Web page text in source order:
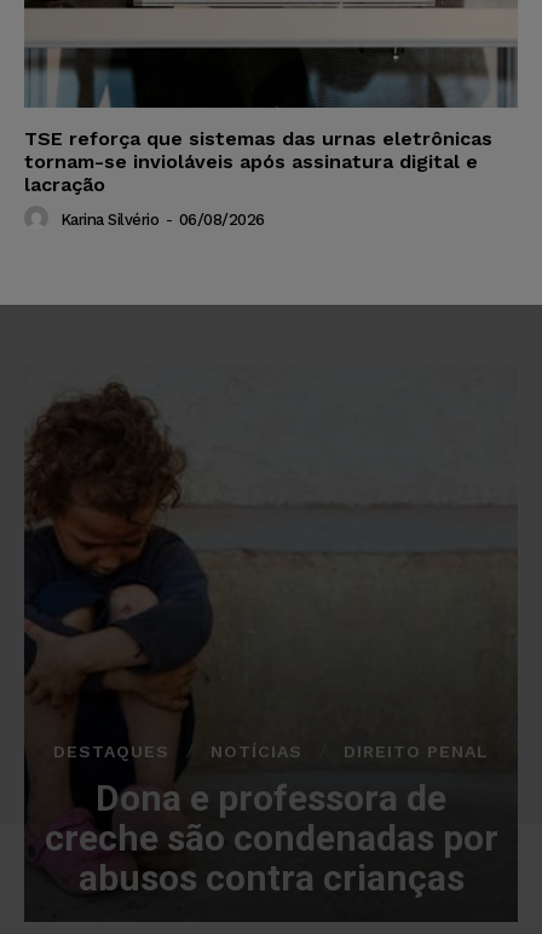
TSE reforça que sistemas das urnas eletrônicas
tornam-se invioláveis após assinatura digital e
lacração
Karina Silvério - 06/08/2026